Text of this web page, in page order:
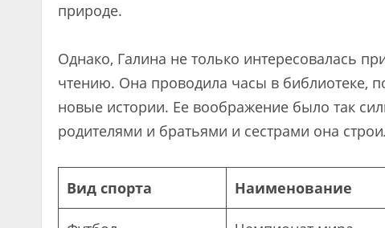
природе.
Однако, Галина не только интересовалась
чтению. Она проводила часы в библиотеке,
новые истории. Ее воображение было так
родителями и братьями и сестрами она
Вид спорта Наименование